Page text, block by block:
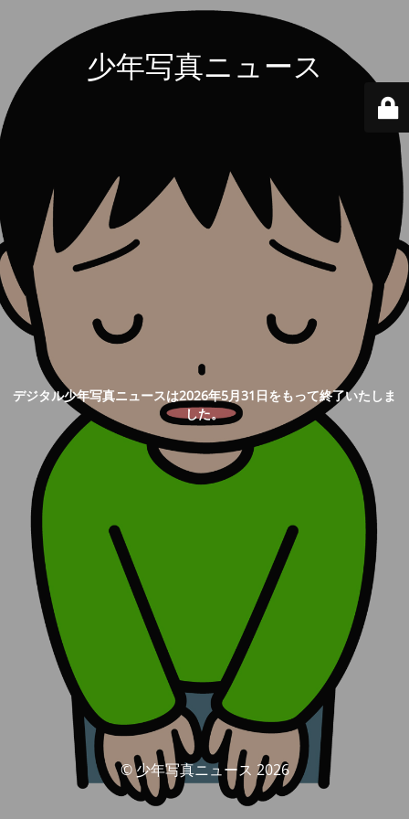
少年写真ニュース
デジタル少年写真ニュースは2026年5月31日をもって終了いたしま
した。
© 少年写真ニュース 2026